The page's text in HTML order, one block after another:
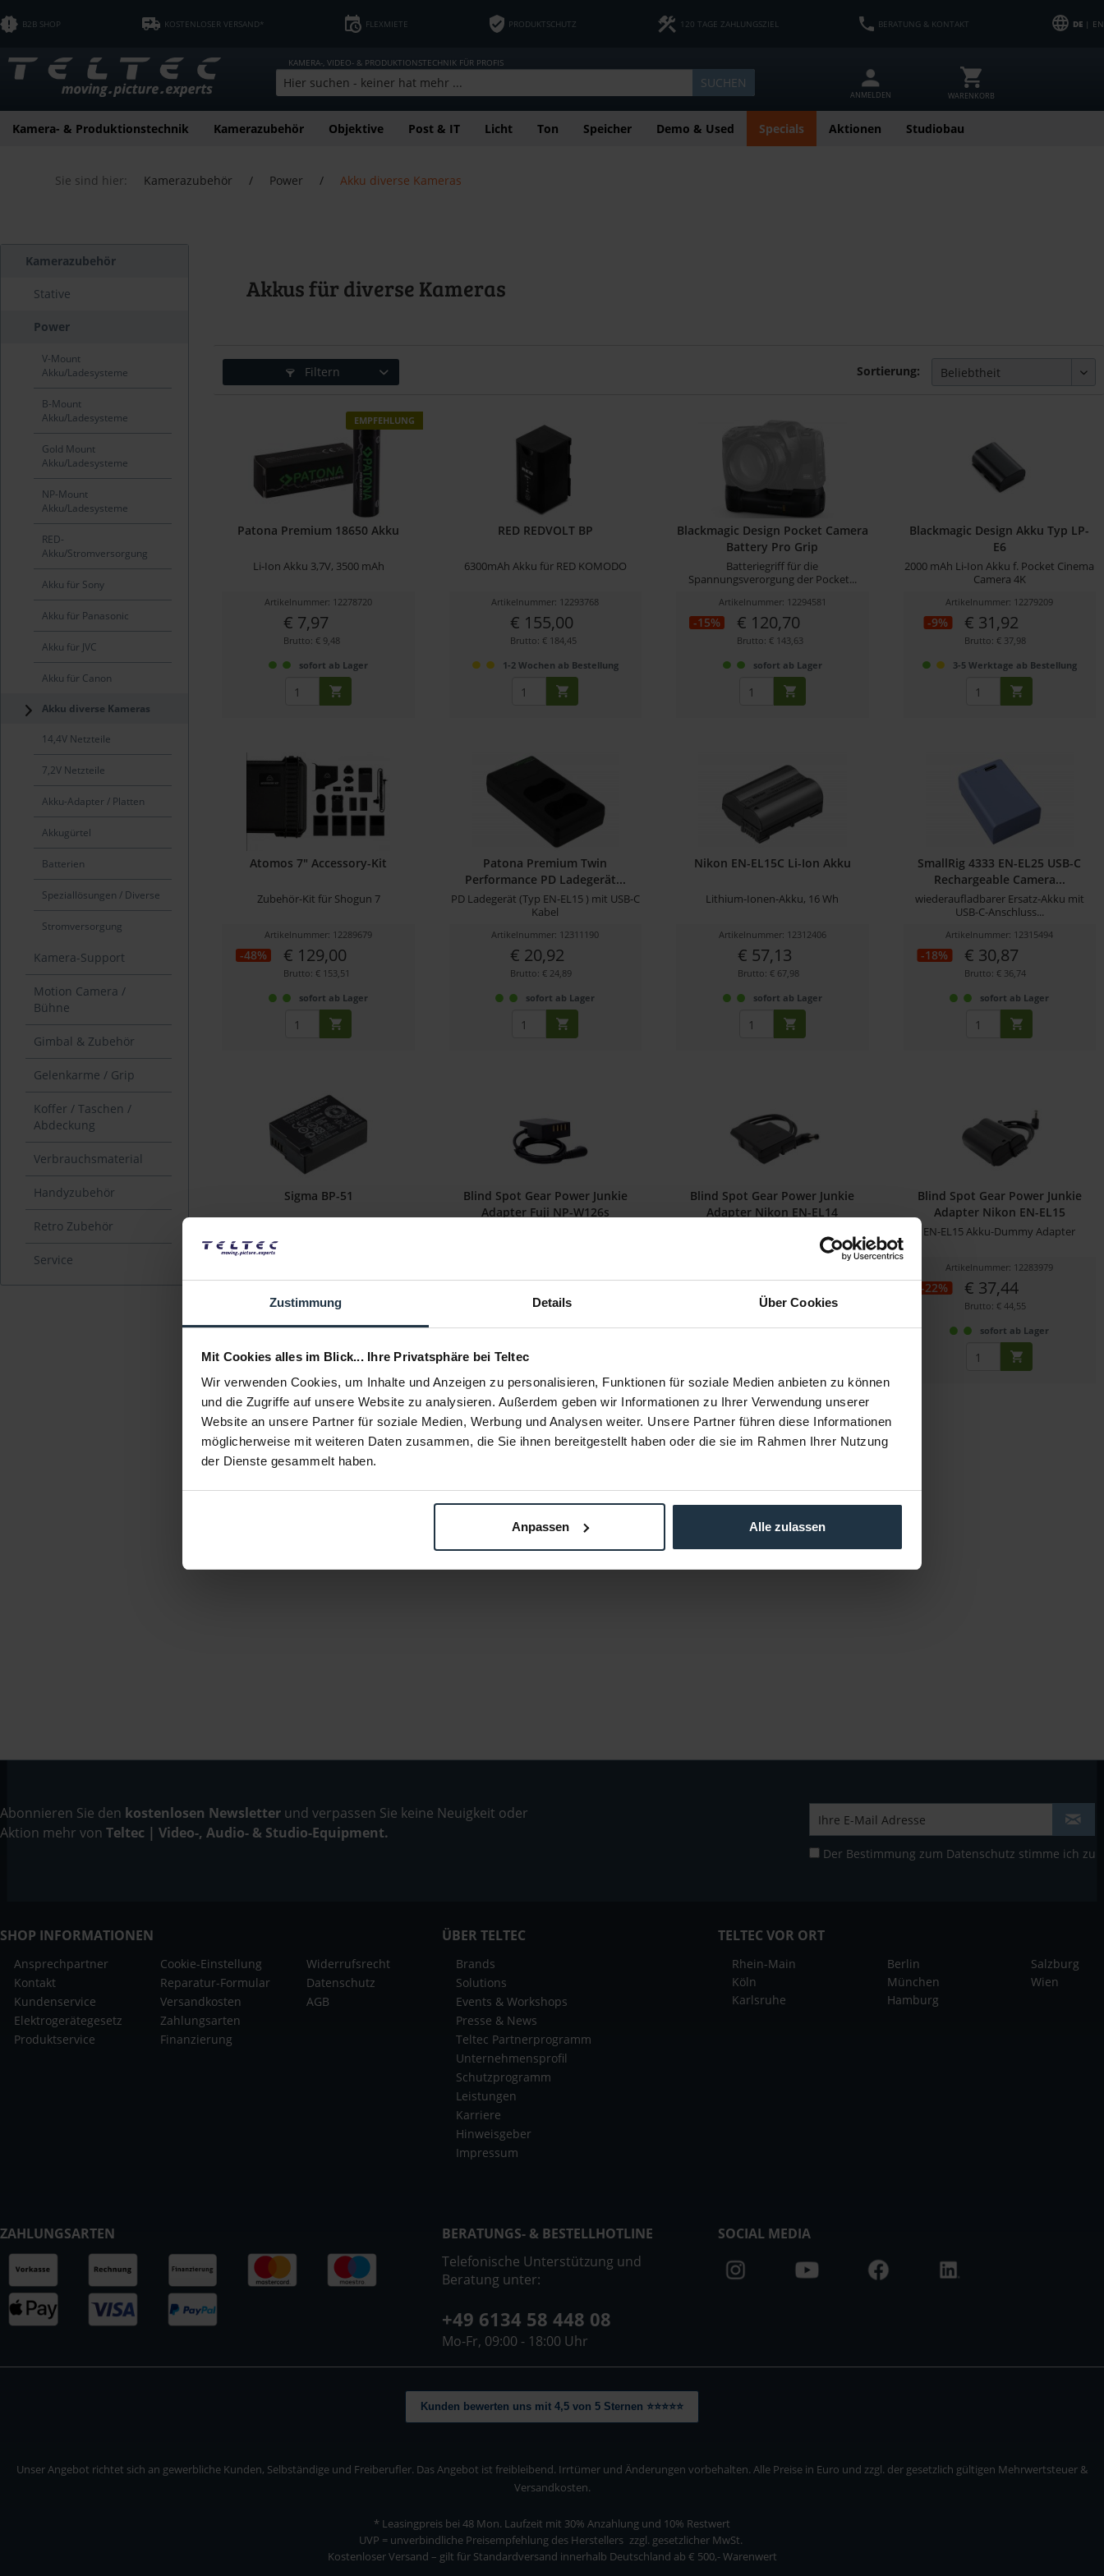
Zustimmung Details Über Cookies
Mit Cookies alles im Blick... Ihre Privatsphäre bei Teltec
Wir verwenden Cookies, um Inhalte und Anzeigen zu personalisieren, Funktionen für soziale Medien anbieten zu können
und die Zugriffe auf unsere Website zu analysieren. Außerdem geben wir Informationen zu Ihrer Verwendung unserer
Website an unsere Partner für soziale Medien, Werbung und Analysen weiter. Unsere Partner führen diese Informationen
möglicherweise mit weiteren Daten zusammen, die Sie ihnen bereitgestellt haben oder die sie im Rahmen Ihrer Nutzung
der Dienste gesammelt haben.
Anpassen Alle zulassen
B2B SHOP KOSTENLOSER VERSAND* FLEXMIETE PRODUKTSCHUTZ 120 TAGE ZAHLUNGSZIEL BERATUNG & KONTAKT DE| EN
KAMERA-, VIDEO- & PRODUKTIONSTECHNIK FÜR PROFIS
SUCHEN
ANMELDEN WARENKORB
Kamera- & Produktionstechnik Kamerazubehör Objektive Post & IT Licht Ton Speicher Demo & Used Specials Aktionen Studiobau
Sie sind hier: Kamerazubehör / Power / Akku diverse Kameras
Kamerazubehör
Stative
Power
V-Mount
Akku/Ladesysteme
B-Mount
Akku/Ladesysteme
Gold Mount
Akku/Ladesysteme
NP-Mount
Akku/Ladesysteme
RED-
Akku/Stromversorgung
Akku für Sony
Akku für Panasonic
Akku für JVC
Akku für Canon
Akku diverse Kameras
14,4V Netzteile
7,2V Netzteile
Akku-Adapter / Platten
Akkugürtel
Batterien
Speziallösungen / Diverse
Stromversorgung
Kamera-Support
Motion Camera /
Bühne
Gimbal & Zubehör
Gelenkarme / Grip
Koffer / Taschen /
Abdeckung
Verbrauchsmaterial
Handyzubehör
Retro Zubehör
Service
Akkus für diverse Kameras
Filtern Sortierung:
EMPFEHLUNG
Patona Premium 18650 Akku
Li-Ion Akku 3,7V, 3500 mAh
Artikelnummer: 12278720
€ 7,97
Brutto: € 9,48
sofort ab Lager
RED REDVOLT BP
6300mAh Akku für RED KOMODO
Artikelnummer: 12293768
€ 155,00
Brutto: € 184,45
1-2 Wochen ab Bestellung
Blackmagic Design Pocket Camera
Battery Pro Grip
Batteriegriff für die
Spannungsverorgung der Pocket...
Artikelnummer: 12294581
-15% € 120,70
Brutto: € 143,63
sofort ab Lager
Blackmagic Design Akku Typ LP-
E6
2000 mAh Li-Ion Akku f. Pocket Cinema
Camera 4K
Artikelnummer: 12279209
-9% € 31,92
Brutto: € 37,98
3-5 Werktage ab Bestellung
Atomos 7" Accessory-Kit
Zubehör-Kit für Shogun 7
Artikelnummer: 12289679
-48% € 129,00
Brutto: € 153,51
sofort ab Lager
Patona Premium Twin
Performance PD Ladegerät...
PD Ladegerät (Typ EN-EL15 ) mit USB-C
Kabel
Artikelnummer: 12311190
€ 20,92
Brutto: € 24,89
sofort ab Lager
Nikon EN-EL15C Li-Ion Akku
Lithium-Ionen-Akku, 16 Wh
Artikelnummer: 12312406
€ 57,13
Brutto: € 67,98
sofort ab Lager
SmallRig 4333 EN-EL25 USB-C
Rechargeable Camera...
wiederaufladbarer Ersatz-Akku mit
USB-C-Anschluss...
Artikelnummer: 12315494
-18% € 30,87
Brutto: € 36,74
sofort ab Lager
Sigma BP-51
€ 25,12
Brutto: € 29,89
2-3 Wochen ab Bestellung
Blind Spot Gear Power Junkie
Adapter Fuji NP-W126s
€ 23,40
Brutto: € 27,85
sofort ab Lager
Blind Spot Gear Power Junkie
Adapter Nikon EN-EL14
€ 37,44
Brutto: € 44,55
sofort ab Lager
Blind Spot Gear Power Junkie
Adapter Nikon EN-EL15
EN-EL15 Akku-Dummy Adapter
Artikelnummer: 12283979
-22% € 37,44
Brutto: € 44,55
sofort ab Lager
Abonnieren Sie den kostenlosen Newsletter und verpassen Sie keine Neuigkeit oder
Aktion mehr von Teltec | Video-, Audio- & Studio-Equipment.
Der Bestimmung zum Datenschutz stimme ich zu
SHOP INFORMATIONEN
Ansprechpartner
Kontakt
Kundenservice
Elektrogerätegesetz
Produktservice
Cookie-Einstellung
Reparatur-Formular
Versandkosten
Zahlungsarten
Finanzierung
Widerrufsrecht
Datenschutz
AGB
ÜBER TELTEC
Brands
Solutions
Events & Workshops
Presse & News
Teltec Partnerprogramm
Unternehmensprofil
Schutzprogramm
Leistungen
Karriere
Hinweisgeber
Impressum
TELTEC VOR ORT
Rhein-Main
Köln
Karlsruhe
Berlin
München
Hamburg
Salzburg
Wien
ZAHLUNGSARTEN
BERATUNGS- & BESTELLHOTLINE
Telefonische Unterstützung und
Beratung unter:
+49 6134 58 448 08
Mo-Fr, 09:00 - 18:00 Uhr
SOCIAL MEDIA
Kunden bewerten uns mit 4,5 von 5 Sternen ⭐⭐⭐⭐⭐
Unser Angebot richtet sich an gewerbliche Kunden, Selbständige und Freiberufler. Das Angebot ist freibleibend. Irrtümer und Änderungen vorbehalten. Alle Preise in Euro und zzgl. der gesetzlich gültigen Mehrwertsteuer &
Versandkosten.
* Leasingpreis bei 48 Mon. Laufzeit mit 30% Anzahlung und 10% Restwert
UVP = unverbindliche Preisempfehlung des Herstellers zzgl. gesetzlicher MwSt.
Kostenloser Versand – gilt für Standardversand innerhalb Deutschland ab € 500,- Warenwert